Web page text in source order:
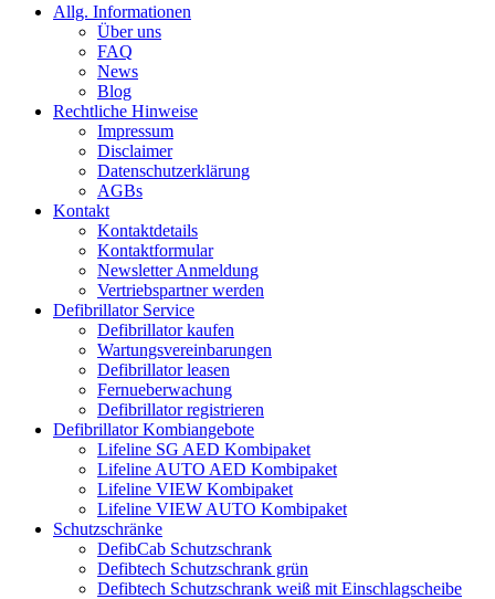
Allg. Informationen
Über uns
FAQ
News
Blog
Rechtliche Hinweise
Impressum
Disclaimer
Datenschutzerklärung
AGBs
Kontakt
Kontaktdetails
Kontaktformular
Newsletter Anmeldung
Vertriebspartner werden
Defibrillator Service
Defibrillator kaufen
Wartungsvereinbarungen
Defibrillator leasen
Fernueberwachung
Defibrillator registrieren
Defibrillator Kombiangebote
Lifeline SG AED Kombipaket
Lifeline AUTO AED Kombipaket
Lifeline VIEW Kombipaket
Lifeline VIEW AUTO Kombipaket
Schutzschränke
DefibCab Schutzschrank
Defibtech Schutzschrank grün
Defibtech Schutzschrank weiß mit Einschlagscheibe